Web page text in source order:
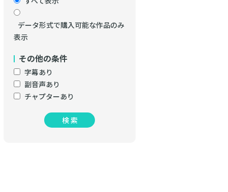
データ形式で購入可能な作品のみ
表示
その他の条件
字幕あり
副音声あり
チャプターあり
検 索